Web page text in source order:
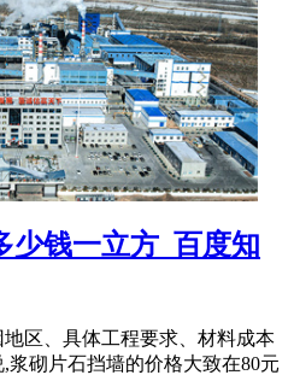
少钱一立方_百度知
区、具体工程要求、材料成本
浆砌片石挡墙的价格大致在80元